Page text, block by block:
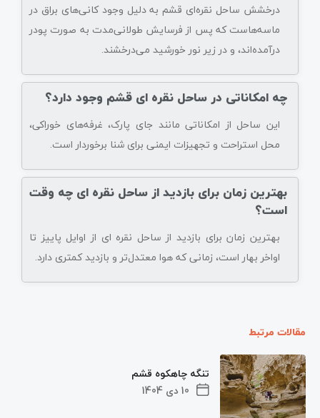
درخشش ساحل نقره‌ای قشم به دلیل وجود کانی‌های براق در
ماسه‌هاست که پس از فرسایش طولانی‌مدت به صورت پودر
درآمده‌اند، و در زیر نور خورشید می‌درخشند.
چه امکاناتی در ساحل نقره ای قشم وجود دارد؟
این ساحل از امکاناتی مانند جای پارک، غرفه‌های خوراکی،
محل استراحت و تجهیزات ایمنی برای شنا برخوردار است.
بهترین زمان برای بازدید از ساحل نقره ای چه وقت
است؟
بهترین زمان برای بازدید از ساحل نقره ای از اوایل پاییز تا
اواخر بهار است، زمانی که هوا معتدل‌تر و بازدید کمتری دارد.
مقالات مرتبط
10 دی 1404
تنگه چاهکوه قشم